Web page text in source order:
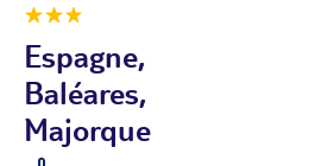
Espagne,
Baléares,
Majorque